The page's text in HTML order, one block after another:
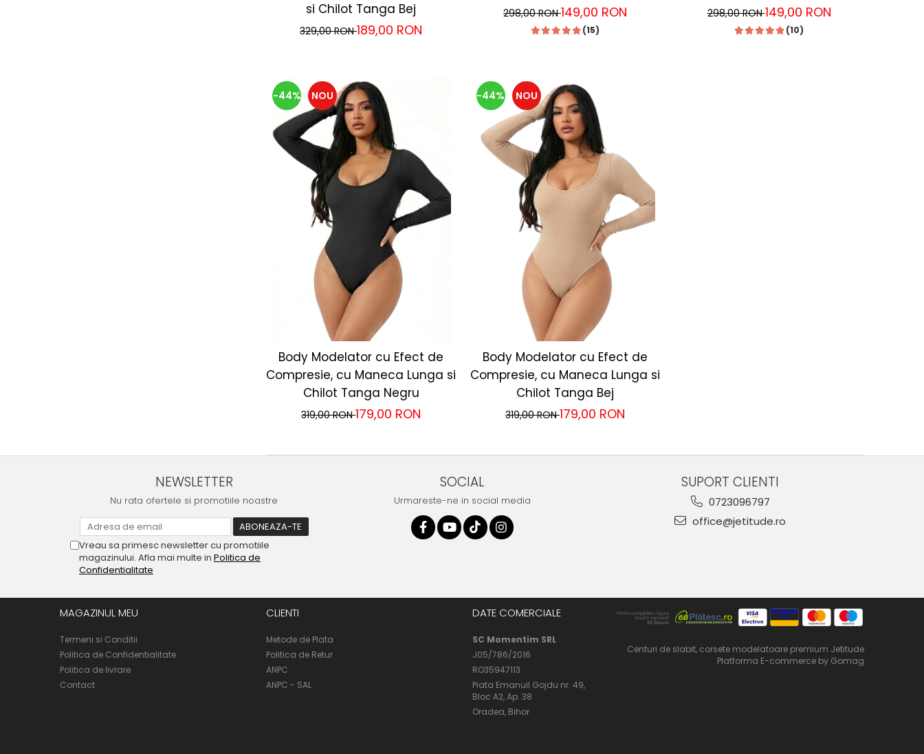
si Chilot Tanga Bej
329,00 RON189,00 RON
298,00 RON149,00 RON
(15)
298,00 RON149,00 RON
(10)
-44% NOU
Body Modelator cu Efect de
Compresie, cu Maneca Lunga si
Chilot Tanga Negru
319,00 RON179,00 RON
-44% NOU
Body Modelator cu Efect de
Compresie, cu Maneca Lunga si
Chilot Tanga Bej
319,00 RON179,00 RON
NEWSLETTER
Nu rata ofertele si promotiile noastre
Vreau sa primesc newsletter cu promotiile
magazinului. Afla mai multe in Politica de
Confidentialitate
SOCIAL
Urmareste-ne in social media
SUPORT CLIENTI
0723096797
office@jetitude.ro
MAGAZINUL MEU
Termeni si Conditii
Politica de Confidentialitate
Politica de livrare
Contact
CLIENTI
Metode de Plata
Politica de Retur
ANPC
ANPC - SAL
DATE COMERCIALE
SC Momentim SRL
J05/786/2016
RO35947113
Piata Emanuil Gojdu nr. 49,
Bloc A2, Ap. 38
Oradea, Bihor
Centuri de slabit, corsete modelatoare premium Jetitude
Platforma E-commerce by Gomag